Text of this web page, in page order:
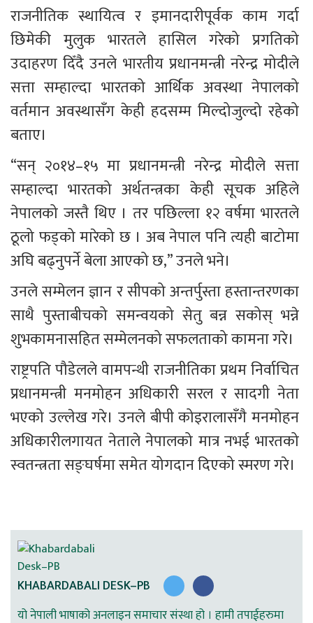
राजनीतिक स्थायित्व र इमानदारीपूर्वक काम गर्दा
छिमेकी मुलुक भारतले हासिल गरेको प्रगतिको
उदाहरण दिँदै उनले भारतीय प्रधानमन्त्री नरेन्द्र मोदीले
सत्ता सम्हाल्दा भारतको आर्थिक अवस्था नेपालको
वर्तमान अवस्थासँग केही हदसम्म मिल्दोजुल्दो रहेको
बताए।
“सन् २०१४–१५ मा प्रधानमन्त्री नरेन्द्र मोदीले सत्ता
सम्हाल्दा भारतको अर्थतन्त्रका केही सूचक अहिले
नेपालको जस्तै थिए । तर पछिल्ला १२ वर्षमा भारतले
ठूलो फड्को मारेको छ । अब नेपाल पनि त्यही बाटोमा
अघि बढ्नुपर्ने बेला आएको छ,” उनले भने।
उनले सम्मेलन ज्ञान र सीपको अन्तर्पुस्ता हस्तान्तरणका
साथै पुस्ताबीचको समन्वयको सेतु बन्न सकोस् भन्ने
शुभकामनासहित सम्मेलनको सफलताको कामना गरे।
राष्ट्रपति पौडेलले वामपन्थी राजनीतिका प्रथम निर्वाचित
प्रधानमन्त्री मनमोहन अधिकारी सरल र सादगी नेता
भएको उल्लेख गरे। उनले बीपी कोइरालासँगै मनमोहन
अधिकारीलगायत नेताले नेपालको मात्र नभई भारतको
स्वतन्त्रता सङ्घर्षमा समेत योगदान दिएको स्मरण गरे।
KHABARDABALI DESK–PB
यो नेपाली भाषाको अनलाइन समाचार संस्था हो । हामी तपाईहरुमा